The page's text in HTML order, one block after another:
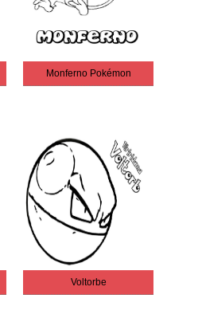
Monferno Pokémon
Voltorbe